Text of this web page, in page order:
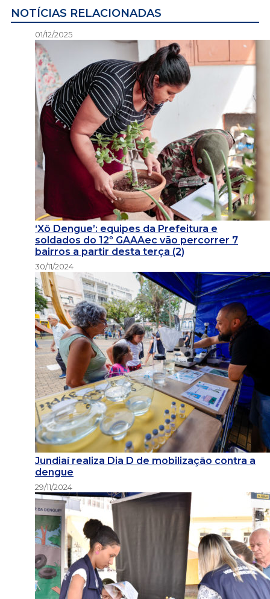
NOTÍCIAS RELACIONADAS
01/12/2025
‘Xô Dengue’: equipes da Prefeitura e
soldados do 12º GAAAec vão percorrer 7
bairros a partir desta terça (2)
30/11/2024
Jundiaí realiza Dia D de mobilização contra a
dengue
29/11/2024